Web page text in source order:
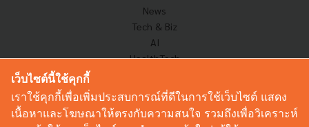
News
Tech & Biz
AI
HealthTech
Corp Innov
Saucy Thoughts
เว็บไซต์นี้ใช้คุกกี้
เราใช้คุกกี้เพื่อเพิ่มประสบการณ์ที่ดีในการใช้เว็บไซต์ แสดง
เนื้อหาและโฆษณาให้ตรงกับความสนใจ รวมถึงเพื่อวิเคราะห์